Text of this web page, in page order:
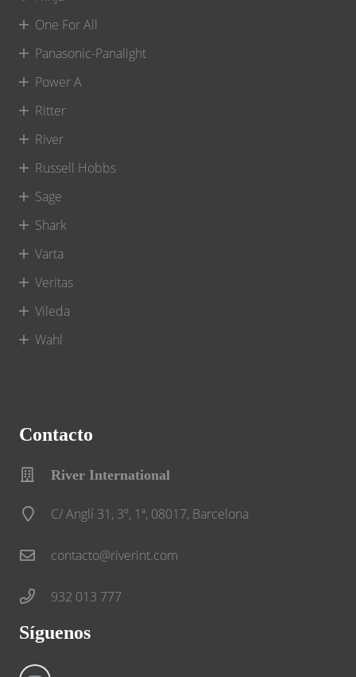
One For All
Panasonic-Panalight
Power A
Ritter
River
Russell Hobbs
Sage
Shark
Varta
Veritas
Vileda
Wahl
Contacto
River International
C/ Anglí 31, 3º, 1ª, 08017, Barcelona
contacto@riverint.com
932 013 777
Síguenos